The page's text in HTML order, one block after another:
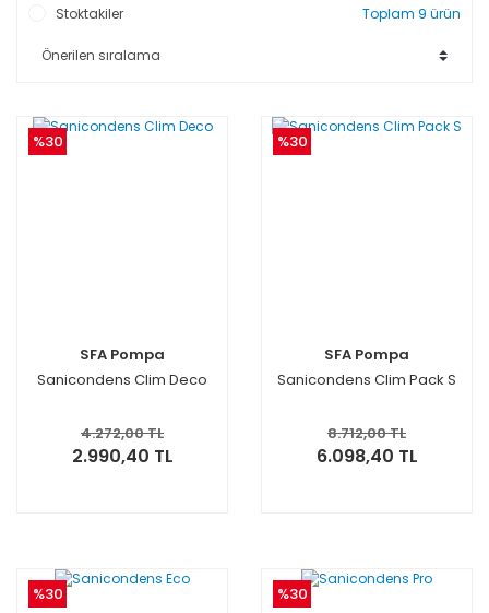
Stoktakiler Toplam 9 ürün
%30
SFA Pompa
Sanicondens Clim Deco
4.272,00 TL
2.990,40 TL
%30
SFA Pompa
Sanicondens Clim Pack S
8.712,00 TL
6.098,40 TL
%30 %30